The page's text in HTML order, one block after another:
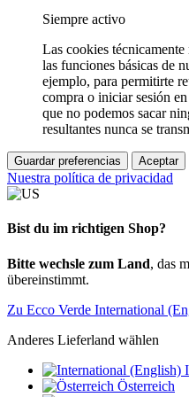
Siempre activo
Las cookies técnicamente
las funciones básicas de
ejemplo, para permitirte
compra o iniciar sesión
que no podemos sacar
resultantes nunca se
Guardar preferencias Aceptar
Nuestra política de privacidad
Bist du im richtigen Shop?
Bitte wechsle zum Land, das
übereinstimmt.
Zu Ecco Verde International
Anderes Lieferland wählen
Österreich